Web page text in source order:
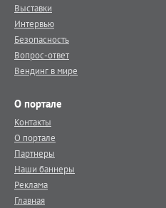
Выставки
Интервью
Безопасность
Вопрос-ответ
Вендинг в мире
О портале
Контакты
О портале
Партнеры
Наши баннеры
Реклама
Главная